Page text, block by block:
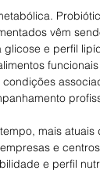
vêm
e perfil
mais
e
e perfil